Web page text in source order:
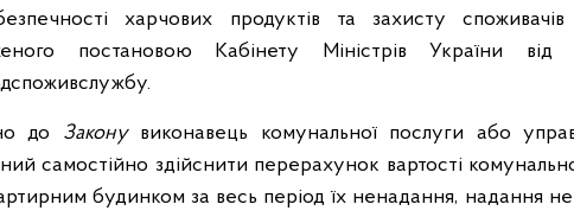
харчових продуктів та захисту
постановою Кабінету Міністрів України
до Закону виконавець комунальної послуги або
самостійно здійснити перерахунок вартості
будинком за весь період їх ненадання, надання